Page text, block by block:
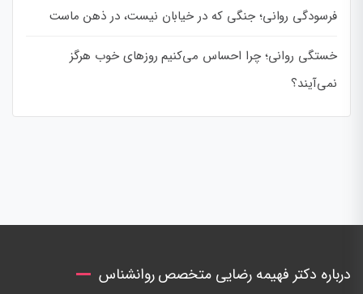
فرسودگی روانی؛ جنگی که در خیابان نیست، در ذهن ماست
خستگی روانی؛ چرا احساس می‌کنیم روزهای خوب هرگز
نمی‌آیند؟
درباره دکتر فهیمه رضایی متخصص روانشناس